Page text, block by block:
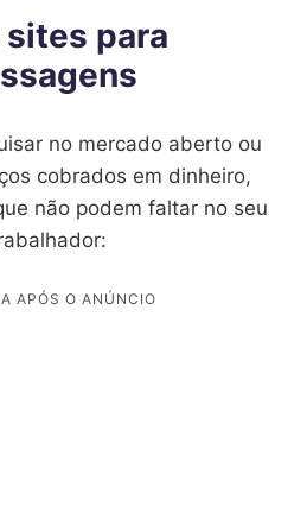
para
no mercado aberto ou
cobrados em dinheiro,
não podem faltar no seu